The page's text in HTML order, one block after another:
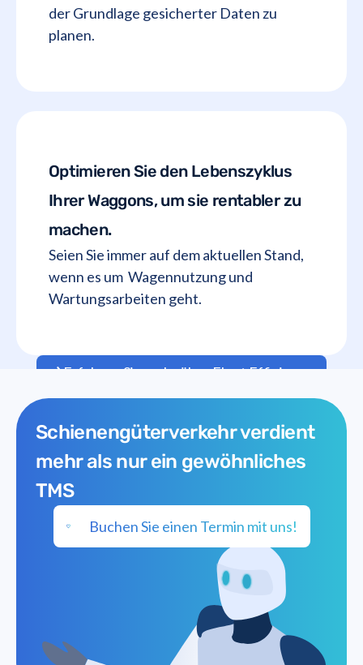
der Grundlage gesicherter Daten zu
planen.
Optimieren Sie den Lebenszyklus
Ihrer Waggons, um sie rentabler zu
machen.
Seien Sie immer auf dem aktuellen Stand,
wenn es um Wagennutzung und
Wartungsarbeiten geht.
Erfahren Sie mehr über Fleet Efficiency
Schienengüterverkehr verdient
mehr als nur ein gewöhnliches
TMS
Buchen Sie einen Termin mit uns!